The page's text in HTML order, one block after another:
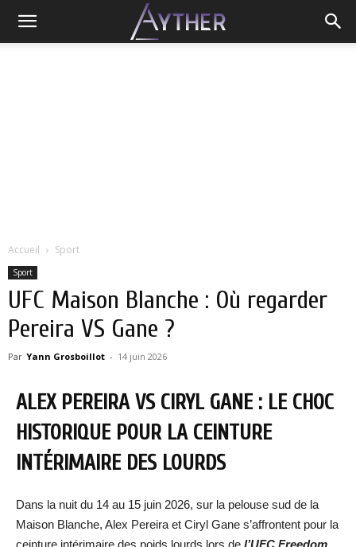
Accueil Sport
Sport
UFC Maison Blanche : Où regarder
Pereira VS Gane ?
Par Yann Grosboillot - 14 juin 2026
ALEX PEREIRA VS CIRYL GANE : LE CHOC
HISTORIQUE POUR LA CEINTURE
INTÉRIMAIRE DES LOURDS
Dans la nuit du 14 au 15 juin 2026, sur la pelouse sud de la
Maison Blanche, Alex Pereira et Ciryl Gane s’affrontent pour la
ceinture intérimaire des poids lourds lors de l’UFC Freedom